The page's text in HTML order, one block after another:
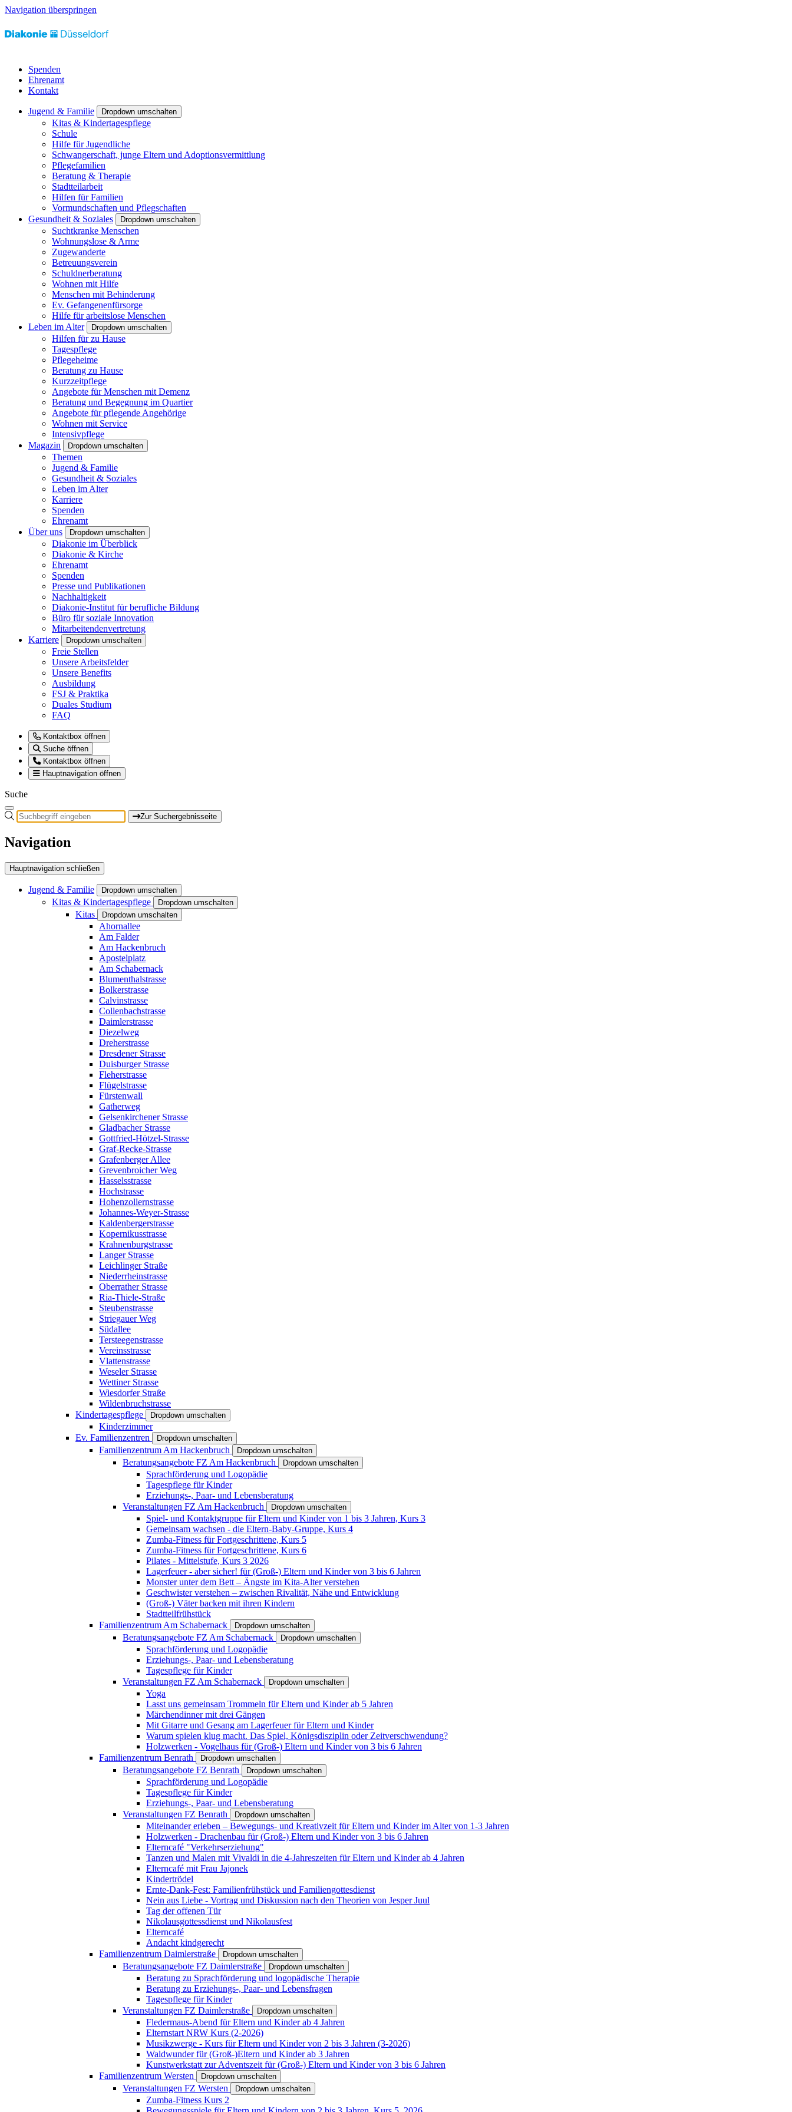
Navigation überspringen
Spenden
Ehrenamt
Kontakt
Jugend & Familie Dropdown umschalten
Kitas & Kindertagespflege
Schule
Hilfe für Jugendliche
Schwangerschaft, junge Eltern und Adoptionsvermittlung
Pflegefamilien
Beratung & Therapie
Stadtteilarbeit
Hilfen für Familien
Vormundschaften und Pflegschaften
Gesundheit & Soziales
Dropdown umschalten
Suchtkranke Menschen
Wohnungslose & Arme
Zugewanderte
Betreuungsverein
Schuldnerberatung
Wohnen mit Hilfe
Menschen mit Behinderung
Ev. Gefangenenfürsorge
Hilfe für arbeitslose Menschen
Leben im Alter
Dropdown umschalten
Hilfen für zu Hause
Tagespflege
Pflegeheime
Beratung zu Hause
Kurzzeitpflege
Angebote für Menschen mit Demenz
Beratung und Begegnung im Quartier
Angebote für pflegende Angehörige
Wohnen mit Service
Intensivpflege
Magazin
Dropdown umschalten
Themen
Jugend & Familie
Gesundheit & Soziales
Leben im Alter
Karriere
Spenden
Ehrenamt
Über uns
Dropdown umschalten
Diakonie im Überblick
Diakonie & Kirche
Ehrenamt
Spenden
Presse und Publikationen
Nachhaltigkeit
Diakonie-Institut für berufliche Bildung
Büro für soziale Innovation
Mitarbeitendenvertretung
Karriere
Dropdown umschalten
Freie Stellen
Unsere Arbeitsfelder
Unsere Benefits
Ausbildung
FSJ & Praktika
Duales Studium
FAQ
Kontaktbox öffnen
Suche öffnen
Kontaktbox öffnen
Hauptnavigation öffnen
Suche
Zur Suchergebnisseite
Navigation
Hauptnavigation schließen
Jugend & Familie Dropdown umschalten
Kitas & Kindertagespflege Dropdown umschalten
Kitas Dropdown umschalten
Ahornallee
Am Falder
Am Hackenbruch
Apostelplatz
Am Schabernack
Blumenthalstrasse
Bolkerstrasse
Calvinstrasse
Collenbachstrasse
Daimlerstrasse
Diezelweg
Dreherstrasse
Dresdener Strasse
Duisburger Strasse
Fleherstrasse
Flügelstrasse
Fürstenwall
Gatherweg
Gelsenkirchener Strasse
Gladbacher Strasse
Gottfried-Hötzel-Strasse
Graf-Recke-Strasse
Grafenberger Allee
Grevenbroicher Weg
Hasselsstrasse
Hochstrasse
Hohenzollernstrasse
Johannes-Weyer-Strasse
Kaldenbergerstrasse
Kopernikusstrasse
Krahnenburgstrasse
Langer Strasse
Leichlinger Straße
Niederrheinstrasse
Oberrather Strasse
Ria-Thiele-Straße
Steubenstrasse
Striegauer Weg
Südallee
Tersteegenstrasse
Vereinsstrasse
Vlattenstrasse
Weseler Strasse
Wettiner Strasse
Wiesdorfer Straße
Wildenbruchstrasse
Kindertagespflege
Dropdown umschalten
Kinderzimmer
Ev. Familienzentren
Dropdown umschalten
Familienzentrum Am Hackenbruch Dropdown umschalten
Beratungsangebote FZ Am Hackenbruch Dropdown umschalten
Sprachförderung und Logopädie
Tagespflege für Kinder
Erziehungs-, Paar- und Lebensberatung
Veranstaltungen FZ Am Hackenbruch
Dropdown umschalten
Spiel- und Kontaktgruppe für Eltern und Kinder von 1 bis 3 Jahren, Kurs 3
Gemeinsam wachsen - die Eltern-Baby-Gruppe, Kurs 4
Zumba-Fitness für Fortgeschrittene, Kurs 5
Zumba-Fitness für Fortgeschrittene, Kurs 6
Pilates - Mittelstufe, Kurs 3 2026
Lagerfeuer - aber sicher! für (Groß-) Eltern und Kinder von 3 bis 6 Jahren
Monster unter dem Bett – Ängste im Kita-Alter verstehen
Geschwister verstehen – zwischen Rivalität, Nähe und Entwicklung
(Groß-) Väter backen mit ihren Kindern
Stadtteilfrühstück
Familienzentrum Am Schabernack
Dropdown umschalten
Beratungsangebote FZ Am Schabernack Dropdown umschalten
Sprachförderung und Logopädie
Erziehungs-, Paar- und Lebensberatung
Tagespflege für Kinder
Veranstaltungen FZ Am Schabernack
Dropdown umschalten
Yoga
Lasst uns gemeinsam Trommeln für Eltern und Kinder ab 5 Jahren
Märchendinner mit drei Gängen
Mit Gitarre und Gesang am Lagerfeuer für Eltern und Kinder
Warum spielen klug macht. Das Spiel, Königsdisziplin oder Zeitverschwendung?
Holzwerken - Vogelhaus für (Groß-) Eltern und Kinder von 3 bis 6 Jahren
Familienzentrum Benrath
Dropdown umschalten
Beratungsangebote FZ Benrath Dropdown umschalten
Sprachförderung und Logopädie
Tagespflege für Kinder
Erziehungs-, Paar- und Lebensberatung
Veranstaltungen FZ Benrath
Dropdown umschalten
Miteinander erleben – Bewegungs- und Kreativzeit für Eltern und Kinder im Alter von 1-3 Jahren
Holzwerken - Drachenbau für (Groß-) Eltern und Kinder von 3 bis 6 Jahren
Elterncafé "Verkehrserziehung"
Tanzen und Malen mit Vivaldi in die 4-Jahreszeiten für Eltern und Kinder ab 4 Jahren
Elterncafé mit Frau Jajonek
Kindertrödel
Ernte-Dank-Fest: Familienfrühstück und Familiengottesdienst
Nein aus Liebe - Vortrag und Diskussion nach den Theorien von Jesper Juul
Tag der offenen Tür
Nikolausgottessdienst und Nikolausfest
Elterncafé
Andacht kindgerecht
Familienzentrum Daimlerstraße
Dropdown umschalten
Beratungsangebote FZ Daimlerstraße Dropdown umschalten
Beratung zu Sprachförderung und logopädische Therapie
Beratung zu Erziehungs-, Paar- und Lebensfragen
Tagespflege für Kinder
Veranstaltungen FZ Daimlerstraße
Dropdown umschalten
Fledermaus-Abend für Eltern und Kinder ab 4 Jahren
Elternstart NRW Kurs (2-2026)
Musikzwerge - Kurs für Eltern und Kinder von 2 bis 3 Jahren (3-2026)
Waldwunder für (Groß-)Eltern und Kinder ab 3 Jahren
Kunstwerkstatt zur Adventszeit für (Groß-) Eltern und Kinder von 3 bis 6 Jahren
Familienzentrum Wersten
Dropdown umschalten
Veranstaltungen FZ Wersten Dropdown umschalten
Zumba-Fitness Kurs 2